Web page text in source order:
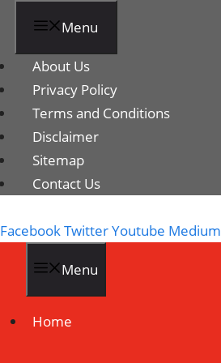
Menu
About Us
Privacy Policy
Terms and Conditions
Disclaimer
Sitemap
Contact Us
FacebookTwitterYoutube Medium
Menu
Home